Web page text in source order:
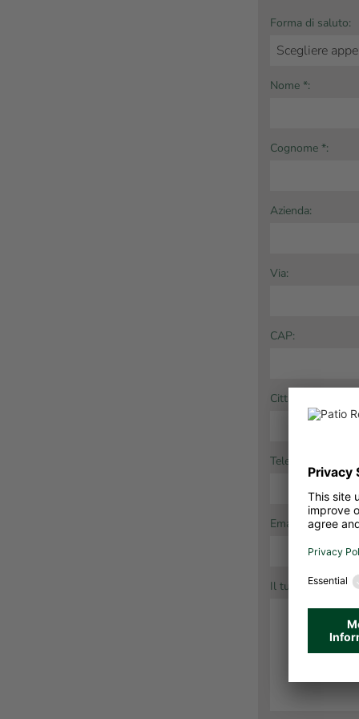
Forma di saluto:
Nome *:
Cognome *:
Azienda:
Via:
CAP:
Città:
Telefono *:
Email *:
Il tuo messaggio